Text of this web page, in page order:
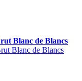
Blanc de Blancs